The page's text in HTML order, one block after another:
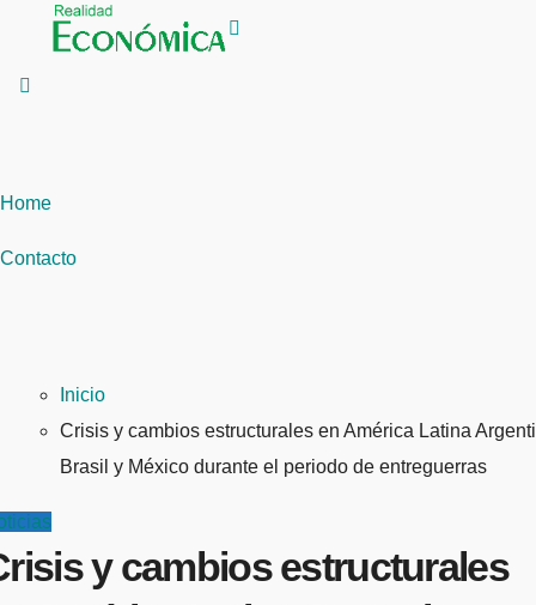
contenido
Home
Contacto
Inicio
Crisis y cambios estructurales en América Latina
Brasil y México durante el periodo de entreguerras
y cambios estructurales